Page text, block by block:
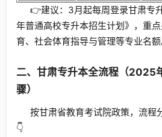
👉建议：3月起每周登录甘肃专
年普通高校专升本招生计划》，重
育、社会体育指导与管理等专业名额
二、甘肃专升本全流程（2025
骤）
按甘肃省教育考试院政策，流程
👇